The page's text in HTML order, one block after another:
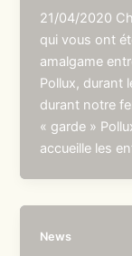
21/04/2020
qui vous ont
amalgame
Pollux, durant
durant notre
« garde »
accueille les
News